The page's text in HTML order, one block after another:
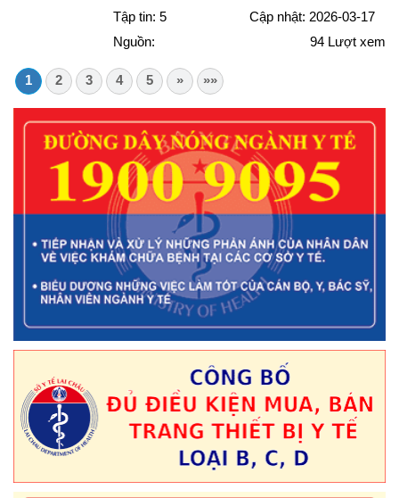
Tập tin: 5
Cập nhật: 2026-03-17
Nguồn:
94 Lượt xem
1 2 3 4 5 » »»